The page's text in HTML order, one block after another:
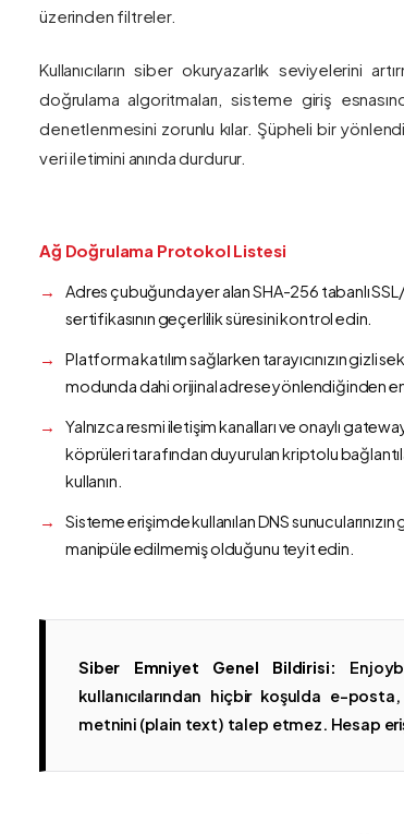
üzerinden filtreler.
Kullanıcıların siber okuryazarlık seviyelerini
doğrulama algoritmaları, sisteme giriş
denetlenmesini zorunlu kılar. Şüpheli bir
veri iletimini anında durdurur.
Ağ Doğrulama Protokol Listesi
Adres çubuğunda yer alan SHA-256 tabanlı
sertifikasının geçerlilik süresini kontrol edin.
Platforma katılım sağlarken tarayıcınızın gizli
modunda dahi orijinal adrese yönlendiğinden
Yalnızca resmi iletişim kanalları ve onaylı
köprüleri tarafından duyurulan kriptolu
kullanın.
Sisteme erişimde kullanılan DNS sunucularınızın
manipüle edilmemiş olduğunu teyit edin.
Siber Emniyet Genel Bildirisi:
kullanıcılarından hiçbir koşulda e-
metnini (plain text) talep etmez. Hesap